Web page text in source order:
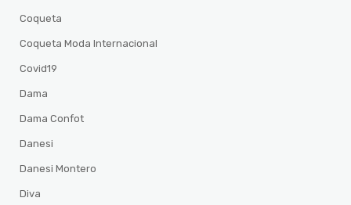
Coqueta
Coqueta Moda Internacional
Covid19
Dama
Dama Confot
Danesi
Danesi Montero
Diva